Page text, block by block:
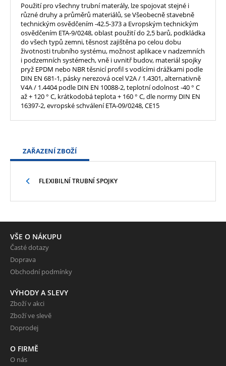
Použití pro všechny trubní materály, lze spojovat stejné i
různé druhy a průměrů materiálů, se Všeobecně stavebně
technickým osvědčením -42.5-373 a Evropským technickým
osvědčením ETA-9/0248, oblast použití do 2,5 barů, podkládka
do všech typů zemni, těsnost zajištěna po celou dobu
životnosti trubního systému, možnost aplikace v nadzemních
i podzemních systémech, vně i uvnitř budov, materiál spojky
pryž EPDM nebo NBR těsnicí profil s vodícími drážkami podle
DIN EN 681-1, pásky nerezová ocel V2A / 1.4301, alternativně
V4A / 1.4404 podle DIN EN 10088-2, teplotní odolnost -40 ° C
až + 120 ° C, krátkodobá teplota + 160 ° C, dle normy DIN EN
16397-2, evropské schválení ETA-09/0248, CE15
ZAŘAZENÍ ZBOŽÍ
FLEXIBILNÍ TRUBNÍ SPOJKY
VŠE O NÁKUPU
Časté dotazy
Doprava
Obchodní podmínky
VÝHODY A SLEVY
Zboží v akci
Zboží ve slevě
Doprodej
O FIRMĚ
O nás